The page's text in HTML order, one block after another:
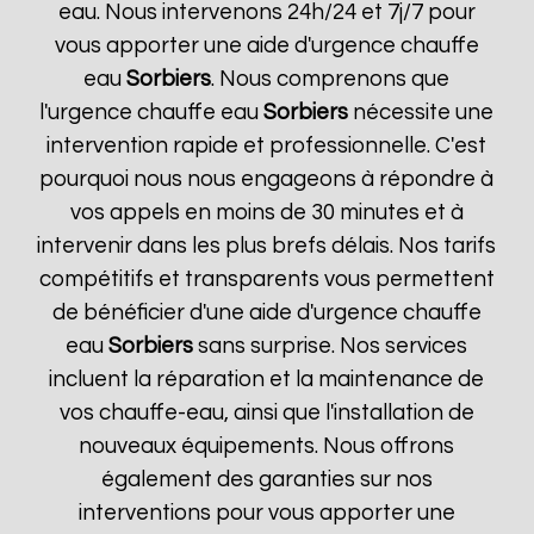
eau. Nous intervenons 24h/24 et 7j/7 pour
vous apporter une aide d'urgence chauffe
eauSorbiers. Nous comprenons que
l'urgence chauffe eauSorbiers nécessite une
intervention rapide et professionnelle. C'est
pourquoi nous nous engageons à répondre à
vos appels en moins de 30 minutes et à
intervenir dans les plus brefs délais. Nos tarifs
compétitifs et transparents vous permettent
de bénéficier d'une aide d'urgence chauffe
eauSorbiers sans surprise. Nos services
incluent la réparation et la maintenance de
vos chauffe-eau, ainsi que l'installation de
nouveaux équipements. Nous offrons
également des garanties sur nos
interventions pour vous apporter une